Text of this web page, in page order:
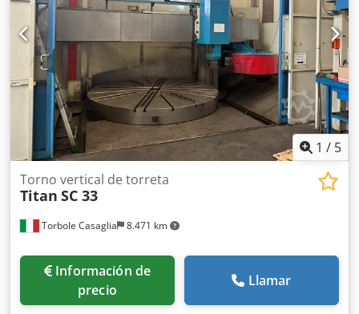
Fagor 8070 (70 Kw) Ø Plato: 2950 mm Espacio entre
columnas : 3300 mm Cabezal angular de fresado PRECIO Y
MÁS INFORMACIÓN A CONSULTAR
(CNC,SIEMENS,HASS,LAGUN,FAGOR,CINCINATI,
HEIDENHAIN,MECANIZACIÓN,
PINACHO,MORISEIKI,FRESADORA,TORNO,RECTIFICADORA,
MANDRINADORA,PRENSA,LASER,CIZALLA,PLEGADORAS)
1 / 5
Torbole Casaglia 8.471 km
Torno vertical de torreta
Titan SC 33
Información de
precio
Llamar